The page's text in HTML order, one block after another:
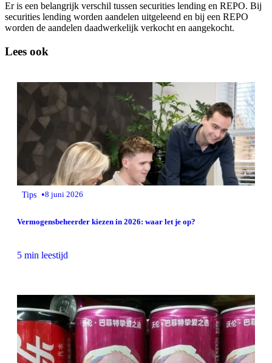
Er is een belangrijk verschil tussen securities lending en REPO. Bij
securities lending worden aandelen uitgeleend en bij een REPO
worden de aandelen daadwerkelijk verkocht en aangekocht.
Lees ook
Tips •8 juni 2026
Vermogensbeheerder kiezen in 2026: waar let je op?
5 min leestijd